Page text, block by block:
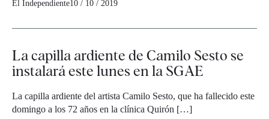
El Independiente10 / 10 / 2019
La capilla ardiente de Camilo Sesto se
instalará este lunes en la SGAE
La capilla ardiente del artista Camilo Sesto, que ha fallecido este
domingo a los 72 años en la clínica Quirón […]